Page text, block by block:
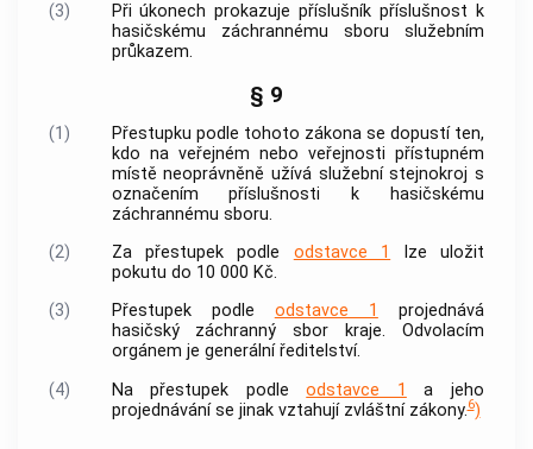
(3)
Přiúkonech prokazuje příslušník příslušnost k
hasičskému záchrannému sboru služebním
průkazem.
§ 9
(1) Přestupku podle tohoto zákona se dopustí ten,
kdo na veřejném nebo veřejnosti přístupném
místě neoprávněně užívá služební stejnokroj s
označením příslušnosti k hasičskému
záchrannému sboru.
(2)
Za přestupekpodle odstavce 1
lze uložit
pokutu do 10 000 Kč.
(3)
Přestupekpodle odstavce 1
projednává
hasičský záchranný sbor kraje. Odvolacím
orgánem je generální ředitelství.
(4)
Napřestupek podleodstavce 1
a jeho
projednávání se jinak vztahují zvláštní zákony.6)